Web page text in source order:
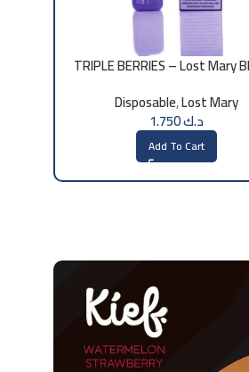
TRIPLE BERRIES – Lost Mary
Disposable,Lost Mary
د.ك1.750
Add To Cart